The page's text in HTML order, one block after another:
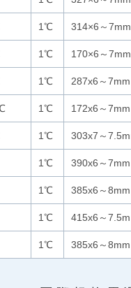
1℃ 314×6～7mm
1℃ 170×6～7mm
1℃ 287x6～7mm
1℃ 172x6～7mm
1℃ 303x7～
1℃ 390x6～7mm
1℃ 385x6～8mm
1℃ 415x6～7.5m
1℃ 385x6～8mm